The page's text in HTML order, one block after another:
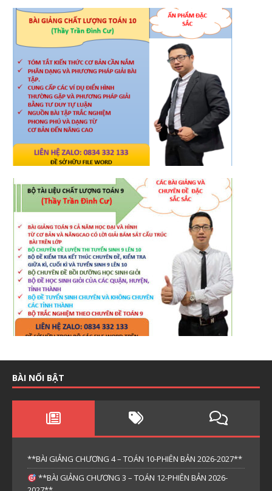
BÀI NỔI BẬT
**BÀI GIẢNG CHƯƠNG 4 – TOÁN 10-PHIÊN BẢN 2026-2027**
**BÀI GIẢNG CHƯƠNG 3 – TOÁN 12-PHIÊN BẢN 2026-